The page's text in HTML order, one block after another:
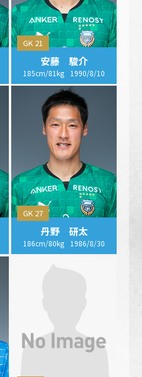
GK 21
安藤 駿介
185cm/81kg 1990/8/10
GK 27
丹野 研太
186cm/80kg 1986/8/30